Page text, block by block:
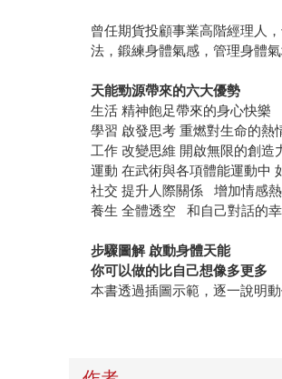
曾任期貨投顧事業高階經理人
法，鍛練身體氣感，管理身體
天能勁源帶來的六大優勢
生活 精神飽足帶來的身心快樂
學習 啟發思考 重燃對生命的熱
工作 改變思維 開啟無限的創造
運動 在武術與各項體能運動中
社交 提升人際關係 增加情感
養生 全體透空 和自己對話的
步驟圖解 啟動身體天能
你可以做的比自己想像多更多
本書透過插圖示範，逐一說明